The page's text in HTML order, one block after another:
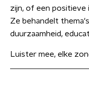
zijn, of een positieve
Ze behandelt
duurzaamheid,
Luister mee, elke